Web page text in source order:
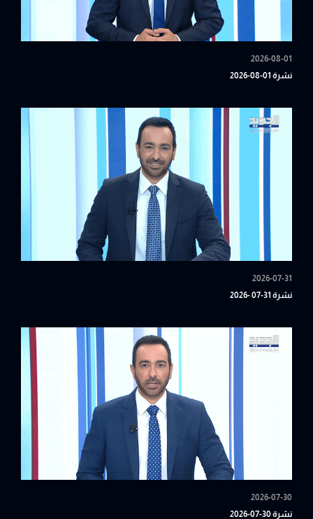
2026-08-01
نشرة 01-08-2026
2026-07-31
نشرة 31-07 -2026
2026-07-30
نشرة 30-07-2026